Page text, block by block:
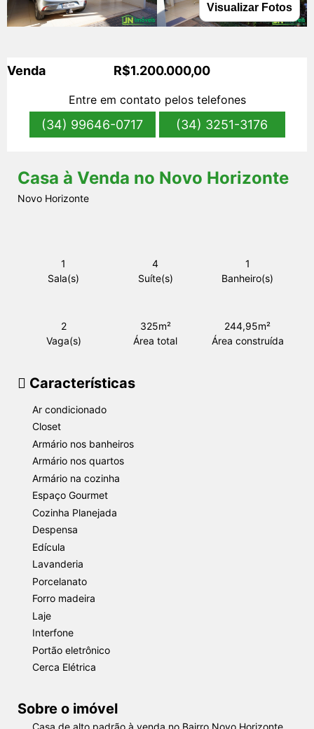
s
Visualizar Fotos
Venda R$1.200.000,00
Entre em contato pelos telefones
(34) 99646-0717 (34) 3251-3176
Casa à Venda no Novo Horizonte
Novo Horizonte
1
Sala(s)
4
Suíte(s)
1
Banheiro(s)
2
Vaga(s)
325m²
Área total
244,95m²
Área construída
Características
Ar condicionado
Closet
Armário nos banheiros
Armário nos quartos
Armário na cozinha
Espaço Gourmet
Cozinha Planejada
Despensa
Edícula
Lavanderia
Porcelanato
Forro madeira
Laje
Interfone
Portão eletrônico
Cerca Elétrica
Sobre o imóvel
Casa de alto padrão à venda no Bairro Novo Horizonte